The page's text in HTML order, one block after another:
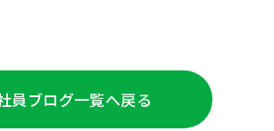
員ブログ一覧へ戻る